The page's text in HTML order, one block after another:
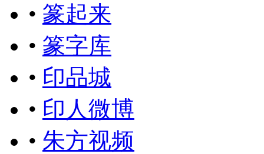
• 篆起来
• 篆字库
• 印品城
• 印人微博
• 朱方视频